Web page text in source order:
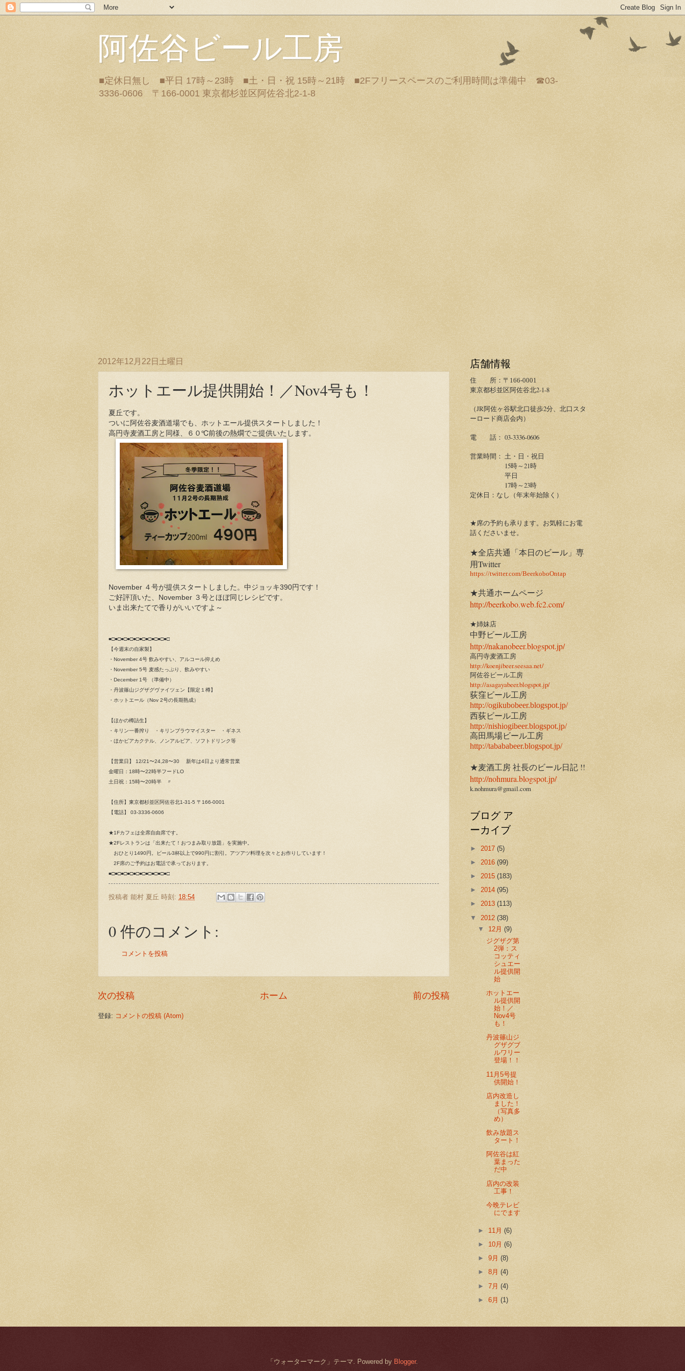
阿佐谷ビール工房
■定休日無し ■平日 17時～23時 ■土・日・祝 15時～21時 ■2Fフリースペースのご利用時間は準備中 ☎03-
3336-0606 〒166-0001 東京都杉並区阿佐谷北2-1-8
2012年12月22日土曜日
ホットエール提供開始！／Nov4号も！
夏丘です。
ついに阿佐谷麦酒道場でも、ホットエール提供スタートしました！
高円寺麦酒工房と同様、６０℃前後の熱燗でご提供いたします。
November ４号が提供スタートしました。中ジョッキ390円です！
ご好評頂いた、November ３号とほぼ同じレシピです。
いま出来たてで香りがいいですよ～
■□■□■□■□■□■□■□■□■□■□
【今週末の自家製】
・November 4号 飲みやすい、アルコール抑えめ
・November 5号 麦感たっぷり、飲みやすい
・December 1号 （準備中）
・丹波篠山ジグザグヴァイツェン【限定１樽】
・ホットエール（Nov 2号の長期熟成）
【ほかの樽詰生】
・キリン一番搾り ・キリンブラウマイスター ・ギネス
・ほかビアカクテル、ノンアルビア、ソフトドリンク等
【営業日】 12/21〜24,28〜30 新年は4日より通常営業
金曜日：18時〜22時半フードLO
土日祝：15時〜20時半 〃
【住所】東京都杉並区阿佐谷北1-31-5 〒166-0001
【電話】 03-3336-0606
★1Fカフェは全席自由席です。
★2Fレストランは「出来たて！おつまみ取り放題」を実施中。
おひとり1490円。ビール3杯以上で990円に割引。アツアツ料理を次々とお作りしています！
2F席のご予約はお電話で承っております。
■□■□■□■□■□■□■□■□■□■□
投稿者 能村 夏丘 時刻: 18:54
0 件のコメント:
コメントを投稿
次の投稿 前の投稿
ホーム
登録: コメントの投稿 (Atom)
店舗情報
住 所：〒166-0001
東京都杉並区阿佐谷北2-1-8
（JR阿佐ヶ谷駅北口徒歩2分、北口スタ
ーロード商店会内）
電 話： 03-3336-0606
営業時間： 土・日・祝日
15時～21時
平日
17時～23時
定休日：なし（年末年始除く）
★席の予約も承ります。お気軽にお電
話くださいませ。
★全店共通「本日のビール」専
用Twitter
https://twitter.com/BeerkoboOntap
★共通ホームページ
http://beerkobo.web.fc2.com/
★姉妹店
中野ビール工房
http://nakanobeer.blogspot.jp/
高円寺麦酒工房
http://koenjibeer.seesaa.net/
阿佐谷ビール工房
http://asagayabeer.blogspot.jp/
荻窪ビール工房
http://ogikubobeer.blogspot.jp/
西荻ビール工房
http://nishiogibeer.blogspot.jp/
高田馬場ビール工房
http://tabababeer.blogspot.jp/
★麦酒工房 社長のビール日記 !!
http://nohmura.blogspot.jp/
k.nohmura@gmail.com
ブログ ア
ーカイブ
► 2017 (5)
► 2016 (99)
► 2015 (183)
► 2014 (95)
► 2013 (113)
▼ 2012 (38)
▼ 12月(9)
ジグザグ第
2弾：ス
コッティ
シュエー
ル提供開
始
ホットエー
ル提供開
始！／
Nov4号
も！
丹波篠山ジ
グザグブ
ルワリー
登場！！
11月5号提
供開始！
店内改造し
ました！
（写真多
め）
飲み放題ス
タート！
阿佐谷は紅
葉まった
だ中
店内の改装
工事！
今晩テレビ
にでます
► 11月(6)
► 10月(6)
►9月(8)
►8月(4)
►7月(4)
►6月(1)
「ウォーターマーク」テーマ. Powered by Blogger.